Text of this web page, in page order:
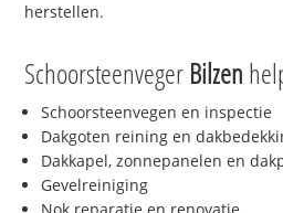
herstellen.
Schoorsteenveger Bilzen
Schoorsteenvegen en inspectie
Dakgoten reining en
Dakkapel, zonnepanelen en
Gevelreiniging